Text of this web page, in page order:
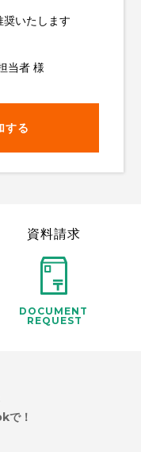
いたします
当者 様
する
DOCUMENT
REQUEST
資料請求
で！